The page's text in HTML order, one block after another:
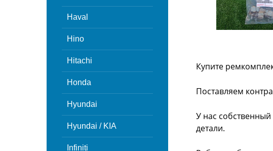
Haval
Hino
Hitachi
Honda
Hyundai
Hyundai / KIA
Infiniti
Купите
Поставляем
У нас
детали.